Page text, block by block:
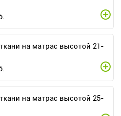
на матрас высотой 21-
на матрас высотой 25-